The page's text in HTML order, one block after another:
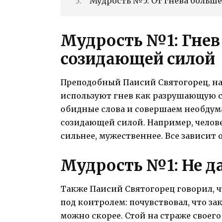
Мудрость №1:
созидающей силой
Преподобный Паисий Святогорец,
используют гнев как разрушающую
обидные слова и совершаем
созидающей силой. Например,
сильнее, мужественнее. Все зависит
Мудрость №1: Не
Также Паисий Святогорец говорил,
под контролем: почувствовал, что
можно скорее. Стой на страже